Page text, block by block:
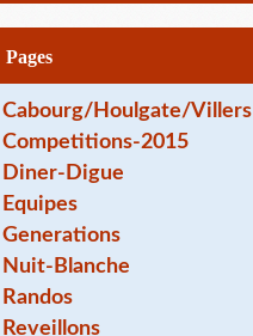
a
i
Pages
Cabourg/Houlgate/Villers
Competitions-2015
Diner-Digue
Equipes
Generations
Nuit-Blanche
Randos
Reveillons